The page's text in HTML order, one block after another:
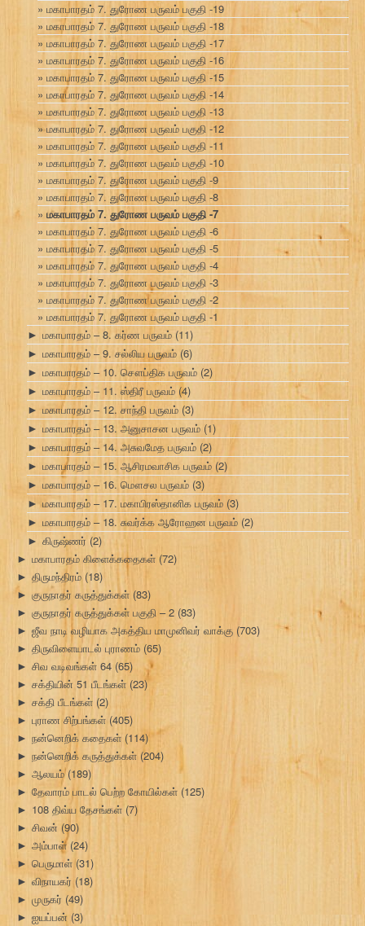
மகாபாரதம் 7. துரோண பருவம் பகுதி -19
மகாபாரதம் 7. துரோண பருவம் பகுதி -18
மகாபாரதம் 7. துரோண பருவம் பகுதி -17
மகாபாரதம் 7. துரோண பருவம் பகுதி -16
மகாபாரதம் 7. துரோண பருவம் பகுதி -15
மகாபாரதம் 7. துரோண பருவம் பகுதி -14
மகாபாரதம் 7. துரோண பருவம் பகுதி -13
மகாபாரதம் 7. துரோண பருவம் பகுதி -12
மகாபாரதம் 7. துரோண பருவம் பகுதி -11
மகாபாரதம் 7. துரோண பருவம் பகுதி -10
மகாபாரதம் 7. துரோண பருவம் பகுதி -9
மகாபாரதம் 7. துரோண பருவம் பகுதி -8
மகாபாரதம் 7. துரோண பருவம் பகுதி -7
மகாபாரதம் 7. துரோண பருவம் பகுதி -6
மகாபாரதம் 7. துரோண பருவம் பகுதி -5
மகாபாரதம் 7. துரோண பருவம் பகுதி -4
மகாபாரதம் 7. துரோண பருவம் பகுதி -3
மகாபாரதம் 7. துரோண பருவம் பகுதி -2
மகாபாரதம் 7. துரோண பருவம் பகுதி -1
► மகாபாரதம் – 8. கர்ண பருவம் (11)
► மகாபாரதம் – 9. சல்லிய பருவம் (6)
► மகாபாரதம் – 10. சௌப்திக பருவம் (2)
► மகாபாரதம் – 11. ஸ்திரீ பருவம் (4)
► மகாபாரதம் – 12. சாந்தி பருவம் (3)
► மகாபாரதம் – 13. அனுசாசன பருவம் (1)
► மகாபாரதம் – 14. அசுவமேத பருவம் (2)
► மகாபாரதம் – 15. ஆசிரமவாசிக பருவம் (2)
► மகாபாரதம் – 16. மௌசல பருவம் (3)
► மகாபாரதம் – 17. மகாபிரஸ்தானிக பருவம் (3)
► மகாபாரதம் – 18. சுவர்க்க ஆரோஹன பருவம் (2)
► கிருஷ்ணர் (2)
► மகாபாரதம் கிளைக்கதைகள் (72)
► திருமந்திரம் (18)
► குருநாதர் கருத்துக்கள் (83)
► குருநாதர் கருத்துக்கள் பகுதி – 2 (83)
► ஜீவ நாடி வழியாக அகத்திய மாமுனிவர் வாக்கு (703)
► திருவிளையாடல் புராணம் (65)
► சிவ வடிவங்கள் 64 (65)
► சக்தியின் 51 பீடங்கள் (23)
► சக்தி பீடங்கள் (2)
► புராண சிற்பங்கள் (405)
► நன்னெறிக் கதைகள் (114)
► நன்னெறிக் கருத்துக்கள் (204)
► ஆலயம்(189)
► தேவாரம் பாடல் பெற்ற கோயில்கள் (125)
► 108 திவ்ய தேசங்கள்(7)
► சிவன் (90)
► அம்பாள்(24)
► பெருமாள் (31)
► விநாயகர் (18)
► முருகர் (49)
► ஐயப்பன் (3)